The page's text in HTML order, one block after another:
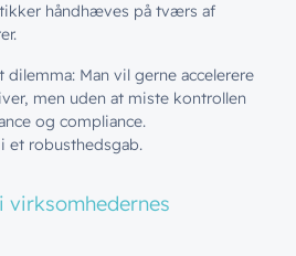
håndhæves på tværs af
dilemma: Man vil gerne accelerere
men uden at miste kontrollen
og compliance.
et robusthedsgab.
virksomhedernes